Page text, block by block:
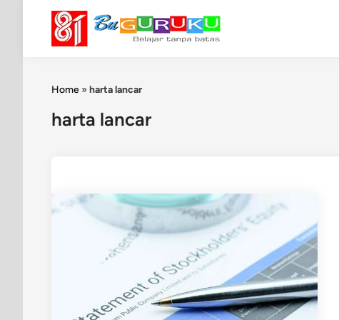
content
Home » harta lancar
harta lancar